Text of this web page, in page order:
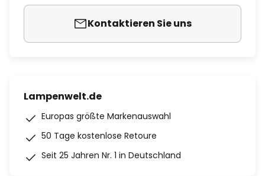
Kontaktieren Sie uns
Lampenwelt.de
Europas größte Markenauswahl
50 Tage kostenlose Retoure
Seit 25 Jahren Nr. 1 in Deutschland